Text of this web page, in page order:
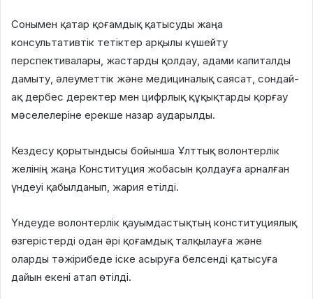
Сонымен қатар қоғамдық қатысуды жаңа
консультативтік тетіктер арқылы күшейту
перспективалары, жастарды қолдау, адами капиталды
дамыту, әлеуметтік және медициналық саясат, сондай-
ақ дербес деректер мен цифрлық құқықтарды қорғау
мәселелеріне ерекше назар аударылды.
Кездесу қорытындысы бойынша Ұлттық волонтерлік
желінің жаңа Конституция жобасын қолдауға арналған
үндеуі қабылданып, жария етілді.
Үндеуде волонтерлік қауымдастықтың конституциялық
өзгерістерді одан әрі қоғамдық талқылауға және
оларды тәжірибеде іске асыруға белсенді қатысуға
дайын екені атап өтілді.